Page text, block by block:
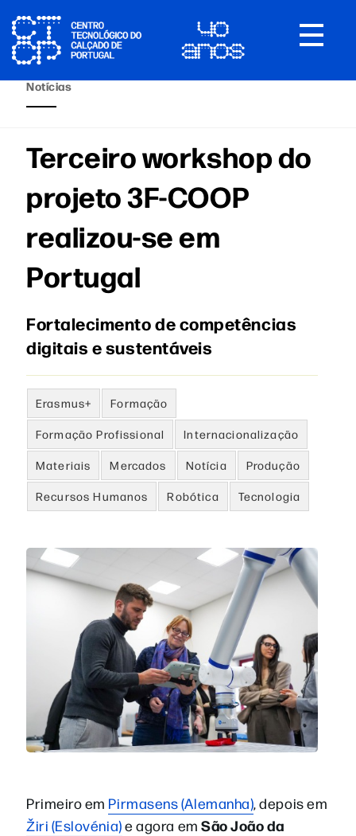
Toggle
Notícias
Terceiro workshop do
projeto 3F-COOP
realizou-se em
Portugal
Fortalecimento de competências
digitais e sustentáveis
Erasmus+ Formação
Formação Profissional Internacionalização
Materiais Mercados Notícia Produção
Recursos Humanos Robótica Tecnologia
Primeiro em Pirmasens (Alemanha), depois em
Žiri (Eslovénia)e agora emSão João da